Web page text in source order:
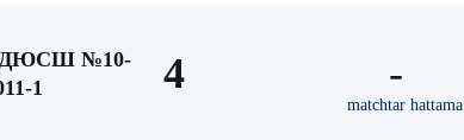
№10-
1
4 -
matchtar hattama